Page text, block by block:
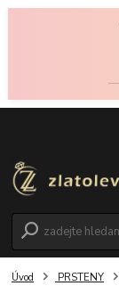
Úvod PRSTENY